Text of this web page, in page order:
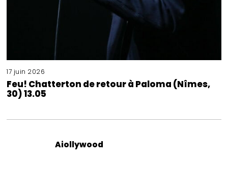
17 juin 2026
Feu! Chatterton de retour à Paloma (Nîmes,
30) 13.05
Aiollywood